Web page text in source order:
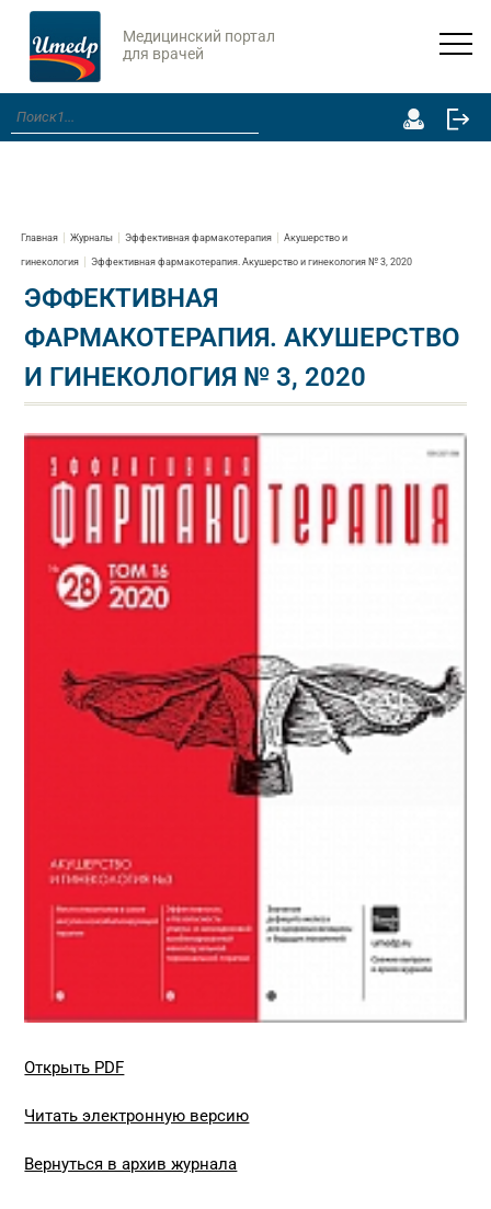
Медицинский портал
для врачей
Главная Журналы Эффективная фармакотерапия Акушерство и
гинекология Эффективная фармакотерапия. Акушерство и гинекология № 3, 2020
ЭФФЕКТИВНАЯ
ФАРМАКОТЕРАПИЯ. АКУШЕРСТВО
И ГИНЕКОЛОГИЯ № 3, 2020
Открыть PDF
Читать электронную версию
Вернуться в архив журнала